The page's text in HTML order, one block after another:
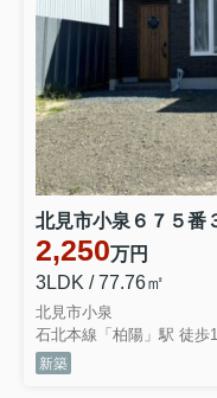
北見市小泉６７５
2,250万円
3LDK / 77.76㎡
北見市小泉
石北本線「柏陽」駅 徒歩
新築